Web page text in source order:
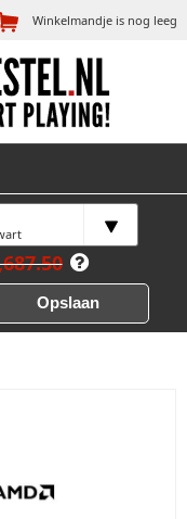
Winkelmandje is nog leeg
Opslaan